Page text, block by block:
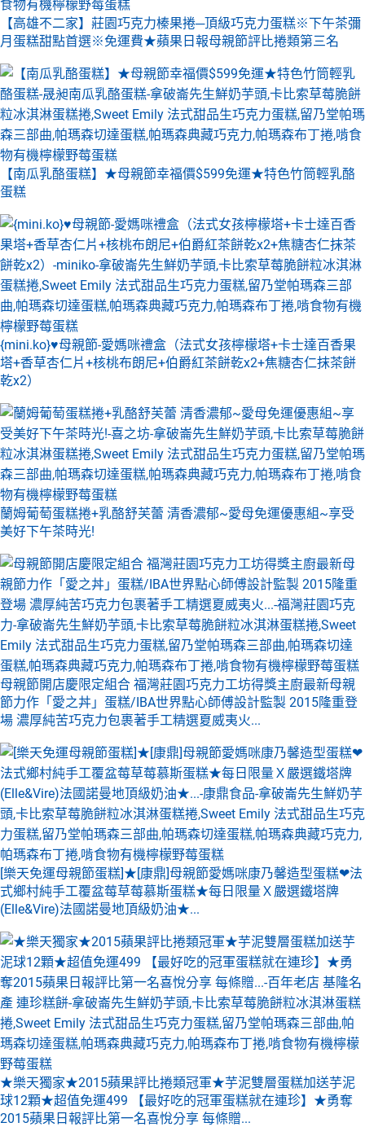
【高雄不二家】莊園巧克力榛果捲─頂級巧克力蛋糕※下午茶彌
月蛋糕甜點首選※免運費★蘋果日報母親節評比捲類第三名
【南瓜乳酪蛋糕】★母親節幸福價$599免運★特色竹筒輕乳酪
蛋糕
{mini.ko}♥母親節-愛媽咪禮盒（法式女孩檸檬塔+卡士達百香果
塔+香草杏仁片+核桃布朗尼+伯爵紅茶餅乾x2+焦糖杏仁抹茶餅
乾x2）
蘭姆葡萄蛋糕捲+乳酪舒芙蕾 清香濃郁~愛母免運優惠組~享受
美好下午茶時光!
母親節開店慶限定組合 福灣莊園巧克力工坊得獎主廚最新母親
節力作「愛之丼」蛋糕/IBA世界點心師傅設計監製 2015隆重登
場 濃厚純苦巧克力包裹著手工精選夏威夷火...
[樂天免運母親節蛋糕]★[康鼎]母親節愛媽咪康乃馨造型蛋糕❤法
式鄉村純手工覆盆莓草莓慕斯蛋糕★每日限量Ｘ嚴選鐵塔牌
(Elle&Vire)法國諾曼地頂級奶油★...
★樂天獨家★2015蘋果評比捲類冠軍★芋泥雙層蛋糕加送芋泥
球12顆★超值免運499 【最好吃的冠軍蛋糕就在連珍】★勇奪
2015蘋果日報評比第一名喜悅分享 每條贈...